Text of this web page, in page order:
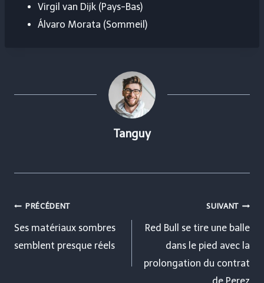
Virgil van Dijk (Pays-Bas)
Álvaro Morata (Sommeil)
Tanguy
Navigation
de
l’article
PRÉCÉDENT
Ses matériaux sombres
semblent presque réels
SUIVANT
Red Bull se tire une balle
dans le pied avec la
prolongation du contrat